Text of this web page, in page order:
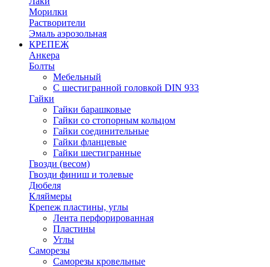
Морилки
Растворители
Эмаль аэрозольная
КРЕПЕЖ
Анкера
Болты
Мебельный
С шестигранной головкой DIN 933
Гайки
Гайки барашковые
Гайки со стопорным кольцом
Гайки соединительные
Гайки фланцевые
Гайки шестигранные
Гвозди (весом)
Гвозди финиш и толевые
Дюбеля
Кляймеры
Крепеж пластины, углы
Лента перфорированная
Пластины
Углы
Саморезы
Саморезы кровельные